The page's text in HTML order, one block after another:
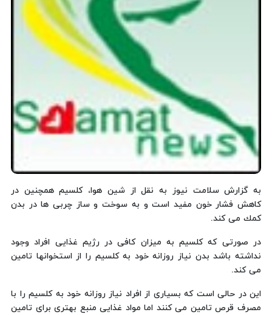
به گزارش سلامت نیوز به نقل از شین هوا، كلسیم همچنین در
كاهش فشار خون مفید است و به سوخت و ساز چربی ها در بدن
كمك می كند.
در صورتی كه كلسیم به میزان كافی در رژیم غذایی افراد وجود
نداشته باشد بدن نیاز روزانه خود به كلسیم را از استخوانها تامین
می كند.
این در حالی است كه بسیاری از افراد نیاز روزانه خود به كلسیم را با
مصرف قرص تامین می كنند اما مواد غذایی منبع بهتری برای تامین